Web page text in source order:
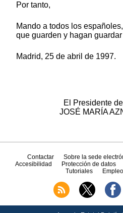
Por tanto,
Mando a todos los
que guarden y hagan guardar
Madrid, 25 de abril de 1997.
El Presidente
JOSÉ MARÍA
Contactar Sobre la sede
Accesibilidad
Protección de datos
Tutoriales